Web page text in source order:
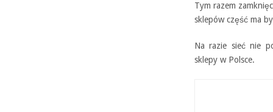
Tym razem
sklepów część ma
Na razie sieć nie
sklepy w Polsce.